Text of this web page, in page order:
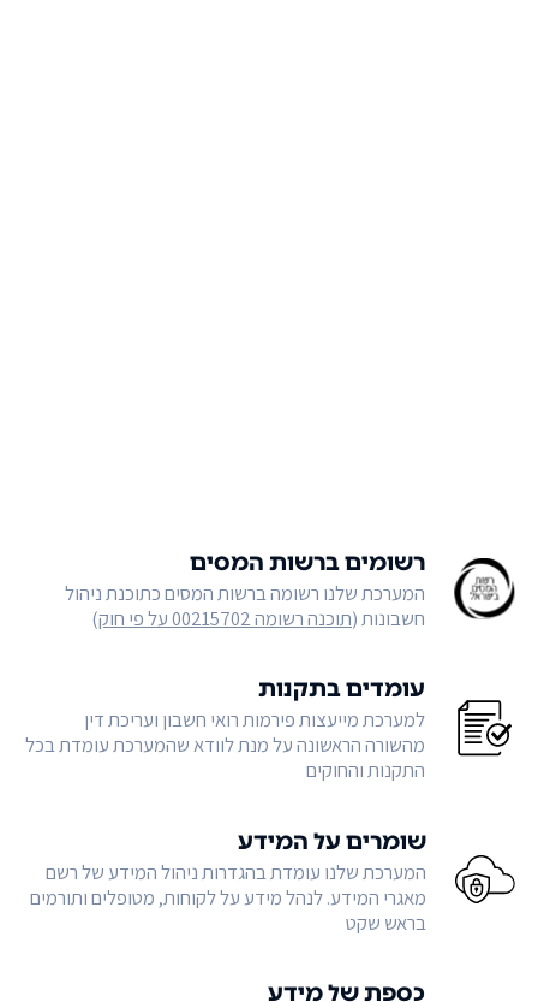
רשומים ברשות המסים
המערכת שלנו רשומה ברשות המסים כתוכנת ניהול
חשבונות (תוכנה רשומה 00215702 על פי חוק )
עומדים בתקנות
למערכת מייעצות פירמות רואי חשבון ועריכת דין
מהשורה הראשונה על מנת לוודא שהמערכת עומדת בכל
התקנות והחוקים
שומרים על המידע
המערכת שלנו עומדת בהגדרות ניהול המידע של רשם
מאגרי המידע. לנהל מידע על לקוחות, מטופלים ותורמים
בראש שקט
כספת של מידע